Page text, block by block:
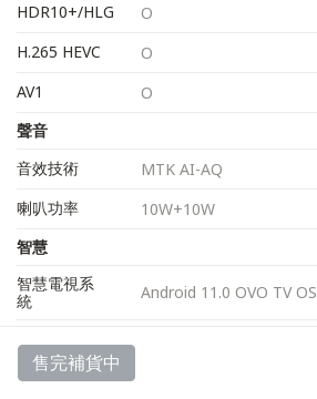
售完補貨中
HDR10+/HLG
O
H.265 HEVC
O
AV1
O
聲音
音效技術
MTK AI-AQ
喇叭功率
10W+10W
智慧
智慧電視系
統
Android 11.0 OVO TV OS
網頁瀏覽器